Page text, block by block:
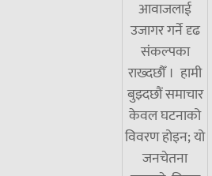
आवाजलाई
उजागर गर्ने दृढ
संकल्पका
राख्दछौँ । हामी
बुझ्दछौं समाचार
केवल घटनाको
विवरण होइन; यो
जनचेतना